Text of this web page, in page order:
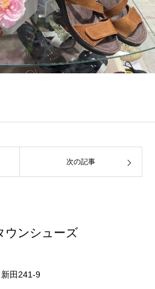
次の記事
ウンシューズ
田241-9